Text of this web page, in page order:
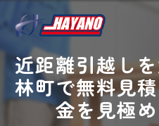
近距離引越し
林町で無料見
金を見極